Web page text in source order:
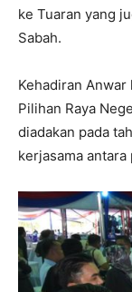
ke Tuaran yang
Sabah.
Kehadiran
Pilihan Raya
diadakan pada
kerjasama